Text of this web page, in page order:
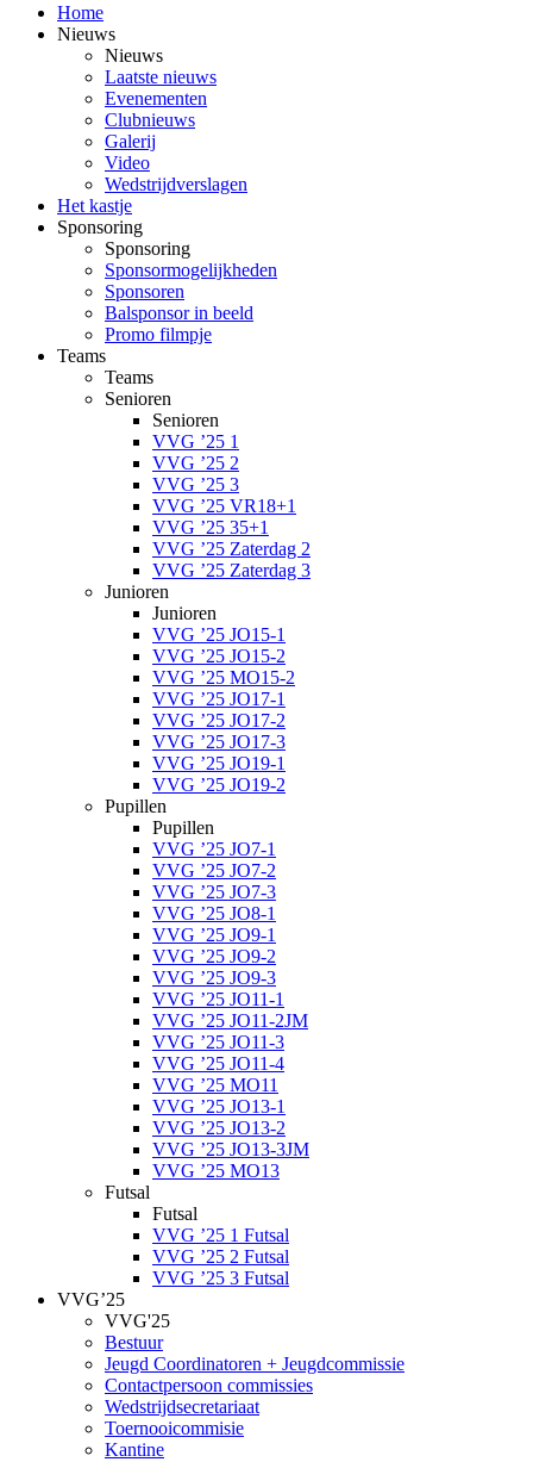
Home
Nieuws
Nieuws
Laatste nieuws
Evenementen
Clubnieuws
Galerij
Video
Wedstrijdverslagen
Het kastje
Sponsoring
Sponsoring
Sponsormogelijkheden
Sponsoren
Balsponsor in beeld
Promo filmpje
Teams
Teams
Senioren
Senioren
VVG ’25 1
VVG ’25 2
VVG ’25 3
VVG ’25 VR18+1
VVG ’25 35+1
VVG ’25 Zaterdag 2
VVG ’25 Zaterdag 3
Junioren
Junioren
VVG ’25 JO15-1
VVG ’25 JO15-2
VVG ’25 MO15-2
VVG ’25 JO17-1
VVG ’25 JO17-2
VVG ’25 JO17-3
VVG ’25 JO19-1
VVG ’25 JO19-2
Pupillen
Pupillen
VVG ’25 JO7-1
VVG ’25 JO7-2
VVG ’25 JO7-3
VVG ’25 JO8-1
VVG ’25 JO9-1
VVG ’25 JO9-2
VVG ’25 JO9-3
VVG ’25 JO11-1
VVG ’25 JO11-2JM
VVG ’25 JO11-3
VVG ’25 JO11-4
VVG ’25 MO11
VVG ’25 JO13-1
VVG ’25 JO13-2
VVG ’25 JO13-3JM
VVG ’25 MO13
Futsal
Futsal
VVG ’25 1 Futsal
VVG ’25 2 Futsal
VVG ’25 3 Futsal
VVG’25
VVG'25
Bestuur
Jeugd Coordinatoren + Jeugdcommissie
Contactpersoon commissies
Wedstrijdsecretariaat
Toernooicommisie
Kantine